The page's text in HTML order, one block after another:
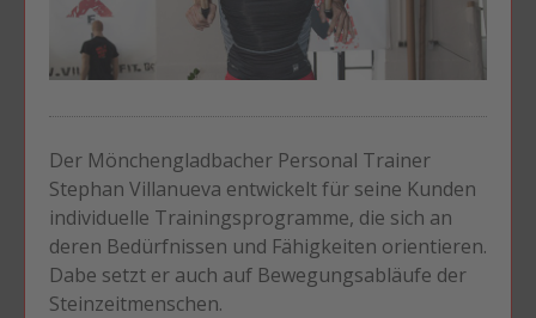
Der Mönchengladbacher Personal Trainer
Stephan Villanueva entwickelt für seine Kunden
individuelle Trainingsprogramme, die sich an
deren Bedürfnissen und Fähigkeiten orientieren.
Dabe setzt er auch auf Bewegungsabläufe der
Steinzeitmenschen.